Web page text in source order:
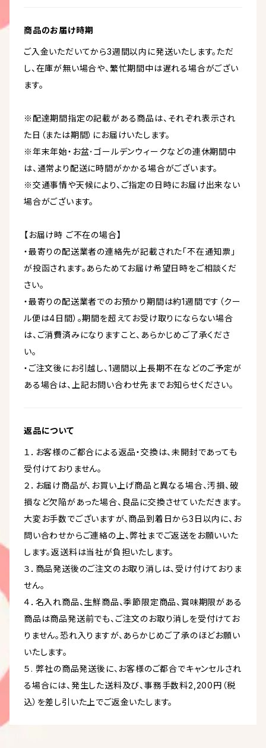
商品のお届け時期
ご入金いただいてから3週間以内に発送いたします。ただ
し、在庫が無い場合や、繁忙期間中は遅れる場合がござい
ます。
※配達期間指定の記載がある商品は、それぞれ表示され
た日（または期間）にお届けいたします。
※年末年始・お盆･ゴールデンウィークなどの連休期間中
は、通常より配送に時間がかかる場合がございます。
※交通事情や天候により、ご指定の日時にお届け出来ない
場合がございます。
【お届け時 ご不在の場合】
・最寄りの配送業者の連絡先が記載された「不在通知票」
が投函されます。あらためてお届け希望日時をご相談くだ
さい。
・最寄りの配送業者でのお預かり期間は約1週間です（クー
ル便は4日間）。期間を超えてお受け取りにならない場合
は、ご消費済みになりますこと、あらかじめご了承くださ
い。
・ご注文後にお引越し、1週間以上長期不在などのご予定が
ある場合は、上記お問い合わせ先までお知らせください。
返品について
１．お客様のご都合による返品・交換は、未開封であっても
受付けておりません。
２．お届け商品が、お買い上げ商品と異なる場合、汚損、破
損など欠陥があった場合、良品に交換させていただきます。
大変お手数でございますが、商品到着日から3日以内に、お
問い合わせからご連絡の上、弊社までご返送をお願いいた
します。返送料は当社が負担いたします。
３．商品発送後のご注文のお取り消しは、受け付けておりま
せん。
４．名入れ商品、生鮮商品、季節限定商品、賞味期限がある
商品は商品発送前でも、ご注文のお取り消しを受付けてお
りません。恐れ入りますが、あらかじめご了承のほどお願い
いたします。
５. 弊社の商品発送後に、お客様のご都合でキャンセルされ
る場合には、発生した送料及び、事務手数料2,200円（税
込）を差し引いた上でご返金いたします。